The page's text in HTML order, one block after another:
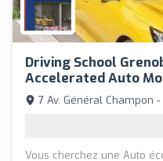
Driving School
Accelerated Auto
7 Av. Général Champon
Vous cherchez une Auto